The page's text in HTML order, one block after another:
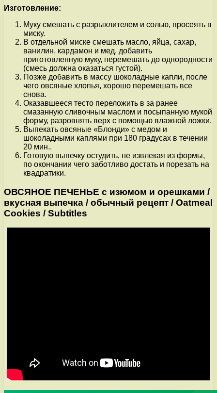
Изготовление:
Муку смешать с разрыхлителем и солью, просеять в
миску.
В отдельной миске смешать масло, яйца, сахар,
ванилин, кардамон и мед, добавить
приготовленную муку, перемешать до однородности
(смесь должна оказаться густой).
Позже добавить в массу шоколадные капли, после
чего овсяные хлопья, хорошо перемешать все
снова.
Оказавшееся тесто переложить в за ранее
смазанную сливочным маслом и посыпанную мукой
форму, разровнять верх с помощью влажной ложки.
Выпекать овсяные «Блонди» с медом и
шоколадными каплями при 180 градусах в течении
20 мин..
Готовую выпечку остудить, не извлекая из формы,
по окончании чего заботливо достать и порезать на
квадратики.
ОВСЯНОЕ ПЕЧЕНЬЕ с изюмом и орешками /
вкусная выпечка / обычный рецепт / Oatmeal
Cookies / Subtitles